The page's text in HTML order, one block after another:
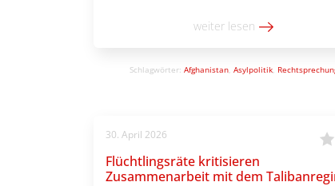
Afghanistan eine Aufnahme in
minderjährigen Söhnen. […]
weiter lesen
Schlagwörter: Afghanistan, Asylpolitik,
30. April 2026
Flüchtlingsräte kritisieren
Zusammenarbeit mit dem